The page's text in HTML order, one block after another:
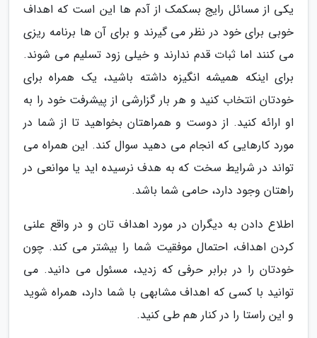
یکی از مسائل رایج بسکمک از آدم ها این است که اهداف
خوبی برای خود در نظر می گیرند و برای آن ها برنامه ریزی
می کنند اما ثبات قدم ندارند و خیلی زود تسلیم می شوند.
برای اینکه همیشه انگیزه داشته باشید، یک همراه برای
خودتان انتخاب کنید و هر بار گزارشی از پیشرفت خود را به
او ارائه کنید. از دوست و همراهتان بخواهید تا از شما در
مورد کارهایی که انجام می دهید سوال کند. این همراه می
تواند در شرایط سخت که به هدف نرسیده اید یا موانعی در
راهتان وجود دارد، حامی شما باشد.
اطلاع دادن به دیگران در مورد اهداف تان و در واقع علنی
کردن اهداف، احتمال موفقیت شما را بیشتر می کند. چون
خودتان را در برابر حرفی که زدید، مسئول می دانید. می
توانید با کسی که اهداف مشابهی با شما دارد، همراه شوید
و این راستا را در کنار هم طی کنید.